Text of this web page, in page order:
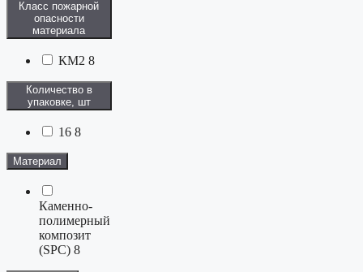
Класс пожарной
опасности
материала
КМ2 8
Количество в
упаковке, шт
16 8
Материал
Каменно-
полимерный
композит
(SPC) 8